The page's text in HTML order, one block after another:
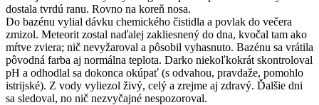
dostala tvrdú ranu. Rovno na koreň nosa.
Do bazénu vylial dávku chemického čistidla a povlak do večera
zmizol. Meteorit zostal naďalej zakliesnený do dna, kvočal tam ako
mŕtve zviera; nič nevyžaroval a pôsobil vyhasnuto. Bazénu sa vrátila
pôvodná farba aj normálna teplota. Darko niekoľkokrát skontroloval
pH a odhodlal sa dokonca okúpať (s odvahou, pravdaže, pomohlo
istrijské). Z vody vyliezol živý, celý a zrejme aj zdravý. Ďalšie dni
sa sledoval, no nič nezvyčajné nespozoroval.